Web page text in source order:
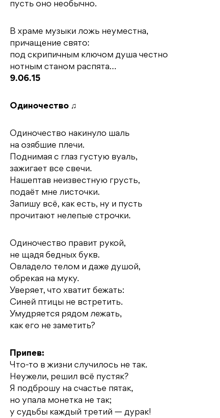
пусть оно необычно.
В храме музыки ложь неуместна,
причащение свято:
под скрипичным ключом душа честно
нотным станом распята…
9.06.15
Одиночество ♫
Одиночество накинуло шаль
на озябшие плечи.
Поднимая с глаз густую вуаль,
зажигает все свечи.
Нашептав неизвестную грусть,
подаёт мне листочки.
Запишу всё, как есть, ну и пусть
прочитают нелепые строчки.
Одиночество правит рукой,
не щадя бедных букв.
Овладело телом и даже душой,
обрекая на муку.
Уверяет, что хватит бежать:
Синей птицы не встретить.
Умудряется рядом лежать,
как его не заметить?
Припев:
Что-то в жизни случилось не так.
Неужели, решил всё пустяк?
Я подброшу на счастье пятак,
но упала монетка не так;
у судьбы каждый третий — дурак!